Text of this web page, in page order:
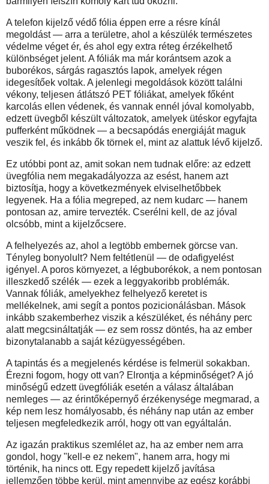
A telefon kijelző védő fólia éppen erre a résre kínál
megoldást — arra a területre, ahol a készülék természetes
védelme véget ér, és ahol egy extra réteg érzékelhető
különbséget jelent. A fóliák ma már korántsem azok a
buborékos, sárgás ragasztós lapok, amelyek régen
idegesítőek voltak. A jelenlegi megoldások között találni
vékony, teljesen átlátszó PET fóliákat, amelyek főként
karcolás ellen védenek, és vannak ennél jóval komolyabb,
edzett üvegből készült változatok, amelyek ütéskor egyfajta
pufferként működnek — a becsapódás energiáját maguk
veszik fel, és inkább ők törnek el, mint az alattuk lévő kijelző.
Ez utóbbi pont az, amit sokan nem tudnak előre: az edzett
üvegfólia nem megakadályozza az esést, hanem azt
biztosítja, hogy a következmények elviselhetőbbek
legyenek. Ha a fólia megreped, az nem kudarc — hanem
pontosan az, amire tervezték. Cserélni kell, de az jóval
olcsóbb, mint a kijelzőcsere.
A felhelyezés az, ahol a legtöbb embernek görcse van.
Tényleg bonyolult? Nem feltétlenül — de odafigyelést
igényel. A poros környezet, a légbuborékok, a nem pontosan
illeszkedő szélék — ezek a leggyakoribb problémák.
Vannak fóliák, amelyekhez felhelyező keretet is
mellékelnek, ami segít a pontos pozicionálásban. Mások
inkább szakemberhez viszik a készüléket, és néhány perc
alatt megcsináltatják — ez sem rossz döntés, ha az ember
bizonytalanabb a saját kézügyességében.
A tapintás és a megjelenés kérdése is felmerül sokakban.
Érezni fogom, hogy ott van? Elrontja a képminőséget? A jó
minőségű edzett üvegfóliák esetén a válasz általában
nemleges — az érintőképernyő érzékenysége megmarad, a
kép nem lesz homályosabb, és néhány nap után az ember
teljesen megfeledkezik arról, hogy ott van egyáltalán.
Az igazán praktikus szemlélet az, ha az ember nem arra
gondol, hogy "kell-e ez nekem", hanem arra, hogy mi
történik, ha nincs ott. Egy repedett kijelző javítása
jellemzően többe kerül, mint amennyibe az egész korábbi